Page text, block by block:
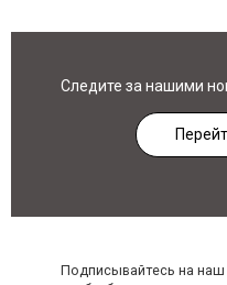
Следите за нашими
Подписывайтесь на наш